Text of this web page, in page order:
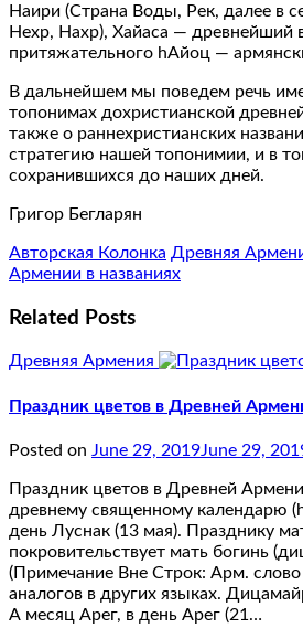
Наири (Страна Воды, Рек, далее в
Нехр, Нахр), Хайаса — древнейший
притяжательного hАйоц —
В дальнейшем мы поведем речь
топонимах дохристианской
также о раннехристианских
стратегию нашей топонимии, и в
сохранившихся до наших дней.
Григор Бегларян
Авторская Колонка Древняя
Армении в названиях
Related Posts
Древняя Армения
Праздник цветов в Древней
Posted on June 29, 2019June 29,
Праздник цветов в Древней
древнему священному календарю
день Луснак (13 мая). Празднику
покровительствует мать богинь
(Примечание Вне Строк: Арм.
аналогов в других языках.
А месяц Арег, в день Арег (21…